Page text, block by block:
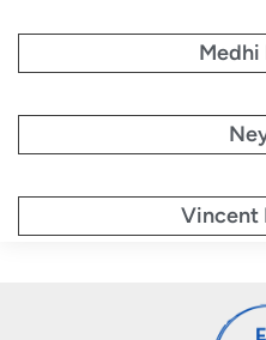
Medhi
Vincent